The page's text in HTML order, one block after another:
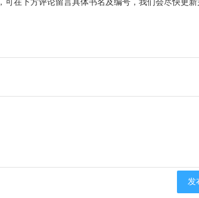
在下方评论留言具体书名及编号，我们会尽快更新